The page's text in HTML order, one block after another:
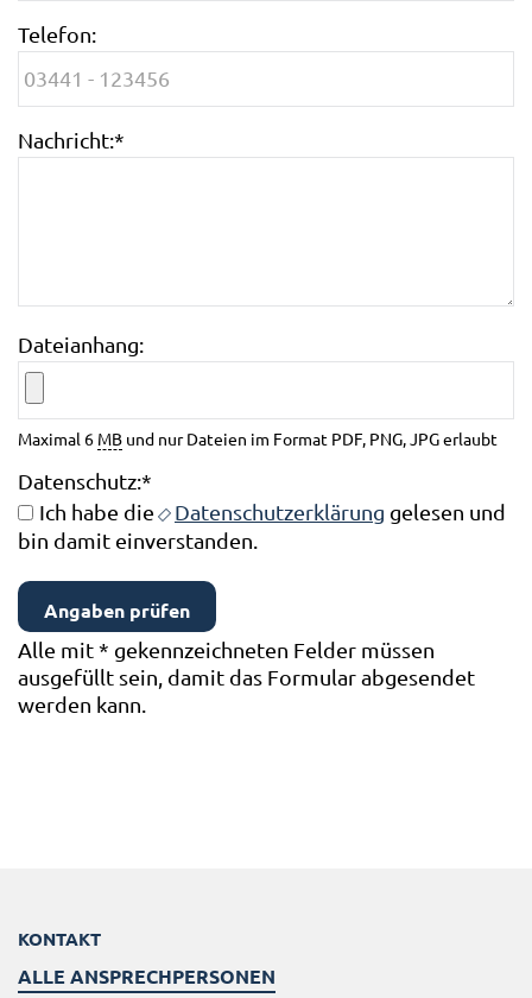
Telefon:
Nachricht:*
Dateianhang:
Maximal 6 MB und nur Dateien im Format PDF, PNG, JPG erlaubt
Datenschutz:*
Ich habe die
Datenschutzerklärung gelesen und
bin damit einverstanden.
Alle mit* gekennzeichneten Felder müssen
ausgefüllt sein, damit das Formular abgesendet
werden kann.
KONTAKT
ALLE ANSPRECHPERSONEN